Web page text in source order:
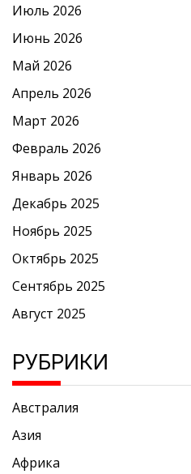
Июль 2026
Июнь 2026
Май 2026
Апрель 2026
Март 2026
Февраль 2026
Январь 2026
Декабрь 2025
Ноябрь 2025
Октябрь 2025
Сентябрь 2025
Август 2025
РУБРИКИ
Австралия
Азия
Африка